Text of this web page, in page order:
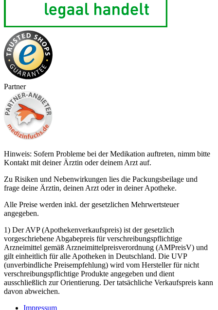
Partner
Hinweis: Sofern Probleme bei der Medikation auftreten, nimm bitte
Kontakt mit deiner Ärztin oder deinem Arzt auf.
Zu Risiken und Nebenwirkungen lies die Packungsbeilage und
frage deine Ärztin, deinen Arzt oder in deiner Apotheke.
Alle Preise werden inkl. der gesetzlichen Mehrwertsteuer
angegeben.
1) Der AVP (Apothekenverkaufspreis) ist der gesetzlich
vorgeschriebene Abgabepreis für verschreibungspflichtige
Arzneimittel gemäß Arzneimittelpreisverordnung (AMPreisV) und
gilt einheitlich für alle Apotheken in Deutschland. Die UVP
(unverbindliche Preisempfehlung) wird vom Hersteller für nicht
verschreibungspflichtige Produkte angegeben und dient
ausschließlich zur Orientierung. Der tatsächliche Verkaufspreis kann
davon abweichen.
Impressum